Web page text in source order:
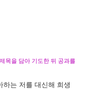
목을 담아 기도한 뒤 공과를
하는 저를 대신해 희생